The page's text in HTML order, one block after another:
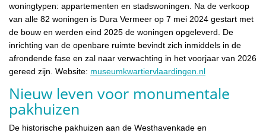
woningtypen: appartementen en stadswoningen. Na de verkoop
van alle 82 woningen is Dura Vermeer op 7 mei 2024 gestart met
de bouw en werden eind 2025 de woningen opgeleverd. De
inrichting van de openbare ruimte bevindt zich inmiddels in de
afrondende fase en zal naar verwachting in het voorjaar van 2026
gereed zijn. Website: museumkwartiervlaardingen.nl
Nieuw leven voor monumentale
pakhuizen
De historische pakhuizen aan de Westhavenkade en